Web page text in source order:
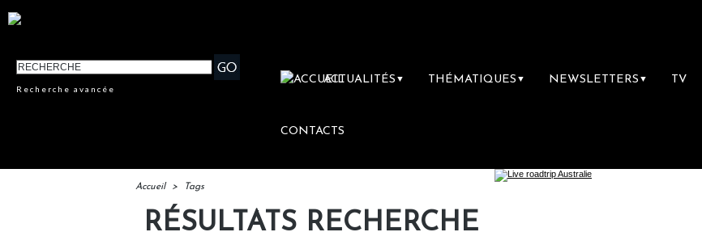
Recherche avancée
ACTUALITÉS ▼ THÉMATIQUES ▼ NEWSLETTERS ▼ TV
CONTACTS
Accueil > Tags
RÉSULTATS RECHERCHE